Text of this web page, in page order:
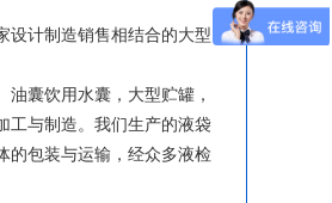
消防移动水池
计制造销售相结合的大型
囊饮用水囊，大型贮罐，
工与制造。我们生产的液袋
的包装与运输，经众多液检